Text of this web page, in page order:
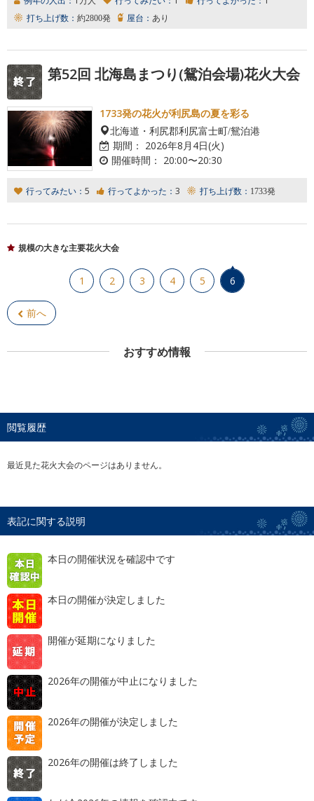
打ち上げ数： 約2800発 屋台： あり
第52回 北海島まつり(鴛泊会場)花火大会
1733発の花火が利尻島の夏を彩る
北海道・利尻郡利尻富士町/鴛泊港
期間： 2026年8月4日(火)
開催時間： 20:00〜20:30
行ってみたい： 5 行ってよかった： 3 打ち上げ数： 1733発
規模の大きな主要花火大会
前へ
1 2 3 4 5 6
おすすめ情報
閲覧履歴
最近見た花火大会のページはありません。
表記に関する説明
本日の開催状況を確認中です
本日の開催が決定しました
開催が延期になりました
2026年の開催が中止になりました
2026年の開催が決定しました
2026年の開催は終了しました